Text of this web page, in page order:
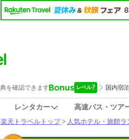
レンタカー
高速バス・ツア
楽天トラベルトップ> 人気ホテル・旅館ラ